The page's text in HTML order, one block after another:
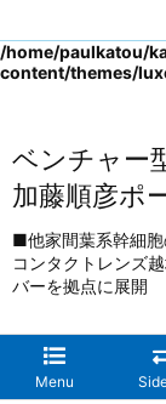
/home/paulkatou/
content/themes/
ベンチャー
加藤順彦ポ
■他家間葉系幹細
コンタクトレンズ
バーを拠点に展開
Menu